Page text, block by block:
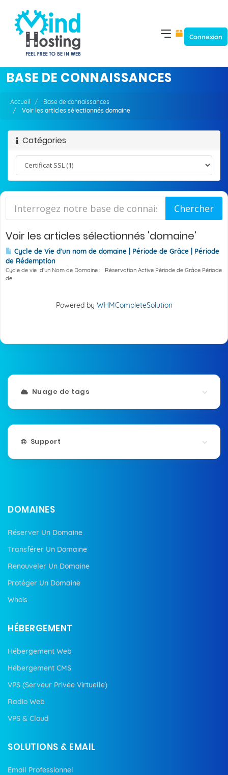
Connexion
BASE DE CONNAISSANCES
Accueil
Base de connaissances
Voir les articles sélectionnés domaine
Catégories
Voir les articles sélectionnés 'domaine'
Cycle de Vie d'un nom de domaine | Période de Grâce | Période
de Rédemption
Cycle de vie d’un Nom de Domaine : Réservation Active Période de Grâce Période
de...
Powered by WHMCompleteSolution
Nuage de tags
Support
DOMAINES
Réserver Un Domaine
Transférer Un Domaine
Renouveler Un Domaine
Protéger Un Domaine
Whois
HÉBERGEMENT
Hébergement Web
Hébergement CMS
VPS (Serveur Privée Virtuelle)
Radio Web
VPS & Cloud
SOLUTIONS & EMAIL
Email Professionnel